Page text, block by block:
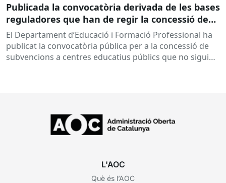
Publicada la convocatòria derivada de les bases
reguladores que han de regir la concessió de
subvencions a centres educatius, per al
desenvolupament de programes de formació i
inserció, durant el curs 2026-2027
El Departament d’Educació i Formació Professional ha
publicat la convocatòria pública per a la concessió de
subvencions a centres educatius públics que no siguin
L'AOC
Què és l’AOC